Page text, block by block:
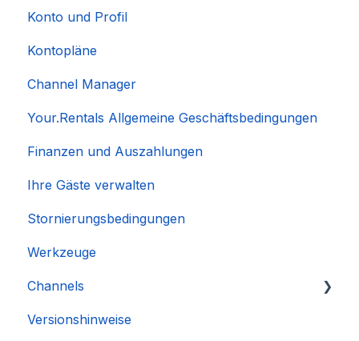
Konto und Profil
Kontopläne
Channel Manager
Your.Rentals Allgemeine Geschäftsbedingungen
Finanzen und Auszahlungen
Ihre Gäste verwalten
Stornierungsbedingungen
Werkzeuge
Channels
Integration des Accounts
Versionshinweise